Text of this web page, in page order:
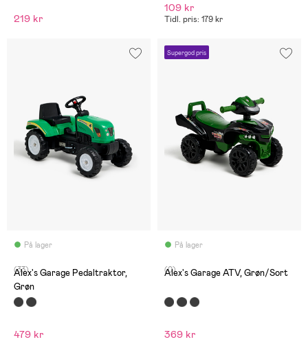
219 kr
109 kr
Tidl. pris: 179 kr
På lager
(33)
Alex's Garage Pedaltraktor,
Grøn
479 kr
Supergod pris
På lager
(0)
Alex's Garage ATV, Grøn/Sort
369 kr